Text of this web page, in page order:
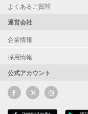
よくあるご質問
運営会社
企業情報
採用情報
公式アカウント